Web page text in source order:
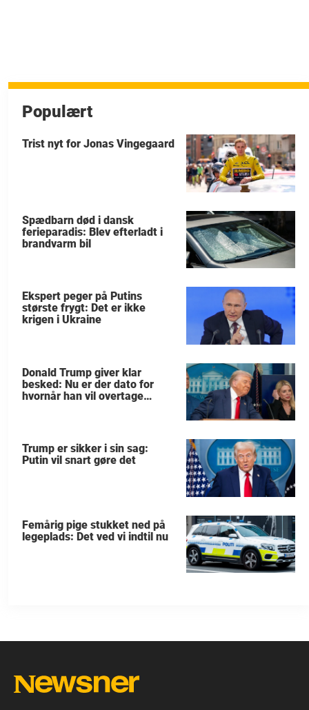
Populært
Trist nyt for Jonas Vingegaard
Spædbarn død i dansk
ferieparadis: Blev efterladt i
brandvarm bil
Ekspert peger på Putins
største frygt: Det er ikke
krigen i Ukraine
Donald Trump giver klar
besked: Nu er der dato for
hvornår han vil overtage
Trump er sikker i sin sag:
Putin vil snart gøre det
Femårig pige stukket ned på
legeplads: Det ved vi indtil nu